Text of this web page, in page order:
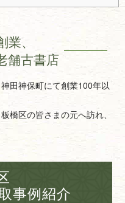
、
舗古書店
田神保町にて創業100年以
橋区の皆さまの元へ訪れ、
事例紹介